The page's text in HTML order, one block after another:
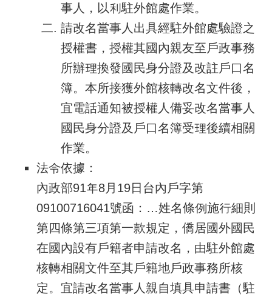
事人，以利駐外館處作業。
請改名當事人出具經駐外館處驗證之
授權書，授權其國內親友至戶政事務
所辦理換發國民身分證及改註戶口名
簿。本所接獲外館核轉改名文件後，
宜電話通知被授權人備妥改名當事人
國民身分證及戶口名簿受理後續相關
作業。
法令依據：
內政部91年8月19日台內戶字第
09100716041號函：…姓名條例施行細則
第四條第三項第一款規定，僑居國外國民
在國內設有戶籍者申請改名，由駐外館處
核轉相關文件至其戶籍地戶政事務所核
定。宜請改名當事人親自填具申請書（駐